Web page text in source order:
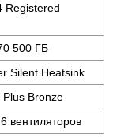
Registered
500 ГБ
Silent Heatsink
Bronze
вентиляторов